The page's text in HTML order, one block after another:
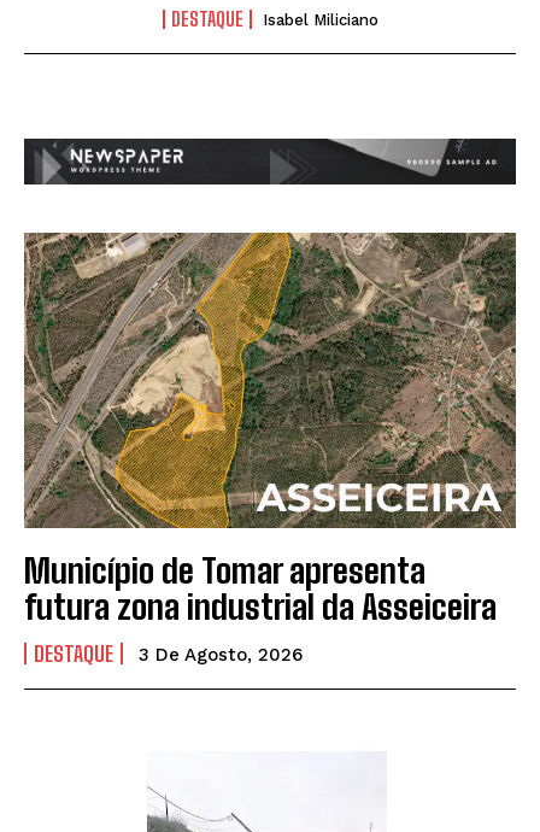
DESTAQUE Isabel Miliciano
Município de Tomar apresenta
futura zona industrial da Asseiceira
DESTAQUE 3 De Agosto, 2026